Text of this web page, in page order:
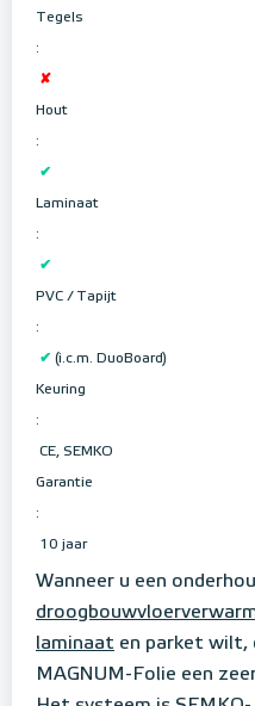
Tegels
:
✘
Hout
:
✔
Laminaat
:
✔
PVC / Tapijt
:
✔ (i.c.m. DuoBoard)
Keuring
:
CE, SEMKO
Garantie
:
10 jaar
Wanneer u een
laminaat en parket wilt,
MAGNUM-Folie een